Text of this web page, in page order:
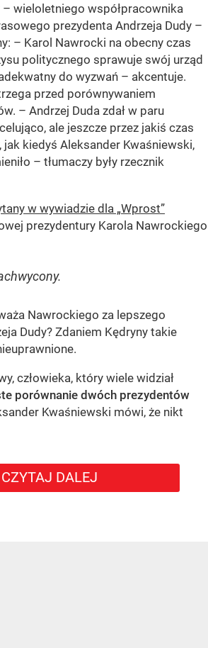
– wieloletniego współpracownika
prezydenta Andrzeja Dudy –
– Karol Nawrocki na obecny czas
politycznego sprawuje swój urząd
do wyzwań – akcentuje.
przed porównywaniem
– Andrzej Duda zdał w paru
ale jeszcze przez jakiś czas
jak kiedyś Aleksander Kwaśniewski,
– tłumaczy były rzecznik
w wywiadzie dla „Wprost”
prezydentury Karola Nawrockiego
Nawrockiego za lepszego
Dudy? Zdaniem Kędryny takie
człowieka, który wiele widział
porównanie dwóch prezydentów
Kwaśniewski mówi, że nikt
CZYTAJ DALEJ